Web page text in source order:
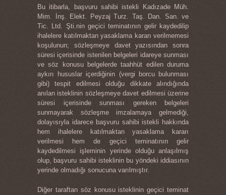
Bu itibarla, başvuru sahibi istekli Kadızade Müh.
Mim. İnş. Elekt. Peyzaj Turz. Taş. Dan. San. ve
Tic. Ltd. Şti.nin geçici teminatının gelir kaydedilip
ihalelere katılmaktan yasaklama kararı verilmemesi
koşulunun; sözleşmeye davet yazısından sonra
süresi içerisinde istenilen belgeleri idareye sunması
ve söz konusu belgelerde taahhüt edilen duruma
aykırı hususlar içerdiğinin (vergi borcu bulunması
gibi) tespit edilmesi olduğu dikkate alındığında
anılan isteklinin sözleşmeye davet edilmesi üzerine
süresi içerisinde sunması gereken belgeleri
sunmayarak sözleşme imzalamaya gelmediği,
dolayısıyla idarece başvuru sahibi istekli hakkında
hem ihalelere katılmaktan yasaklama kararı
verilmesi hem de geçici teminatının gelir
kaydedilmesi işleminin yerinde olduğu anlaşılmış
olup, başvuru sahibi isteklinin bu yöndeki iddiasının
yerinde olmadığı sonucuna varılmıştır.
Diğer taraftan söz konusu isteklinin geçici teminat